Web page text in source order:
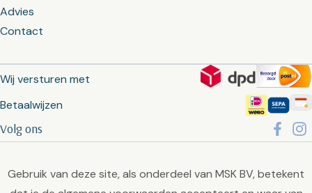
Advies
Contact
Wij versturen met
Betaalwijzen
Volg ons
Gebruik van deze site, als onderdeel van MSK BV, betekent